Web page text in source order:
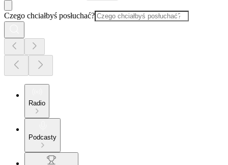
Czego chciałbyś posłuchać?
Radio
Podcasty